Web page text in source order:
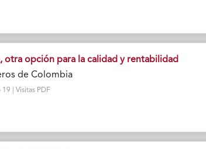
otra opción para la calidad y rentabilidad
de Colombia
| Visitas PDF